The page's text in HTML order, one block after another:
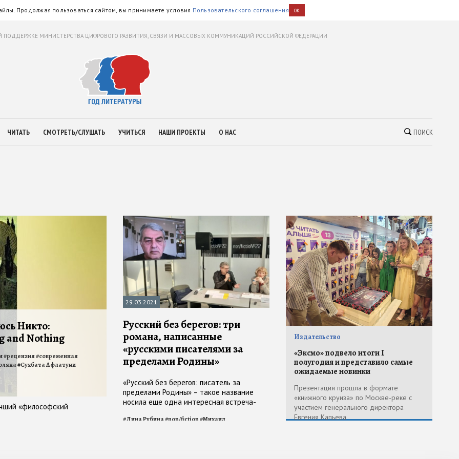
Продолжая пользоваться сайтом, вы принимаете условия Пользовательского соглашения OK
МИНИСТЕРСТВА ЦИФРОВОГО РАЗВИТИЯ, СВЯЗИ И МАССОВЫХ КОММУНИКАЦИЙ РОССИЙСКОЙ ФЕДЕРАЦИИ
ЧИТАТЬ СМОТРЕТЬ/СЛУШАТЬ УЧИТЬСЯ НАШИ ПРОЕКТЫ О НАС ПОИСК
Никто:
and Nothing
«философский
#рецензия#современная
#Сухбата Афлатуни
29.03.2021
Русский без берегов: три
романа, написанные
«русскими писателями за
пределами Родины»
«Русский без берегов: писатель за
пределами Родины» – такое название
носила еще одна интересная встреча-
non/fiction№22
#Дина Рубина#non/fiction#Михаил
Издательство
«Эксмо» подвело итоги I
полугодия и представило самые
ожидаемые новинки
Презентация прошла в формате
«книжного круиза» по Москве-реке с
участием генерального директора
Евгения Капьева